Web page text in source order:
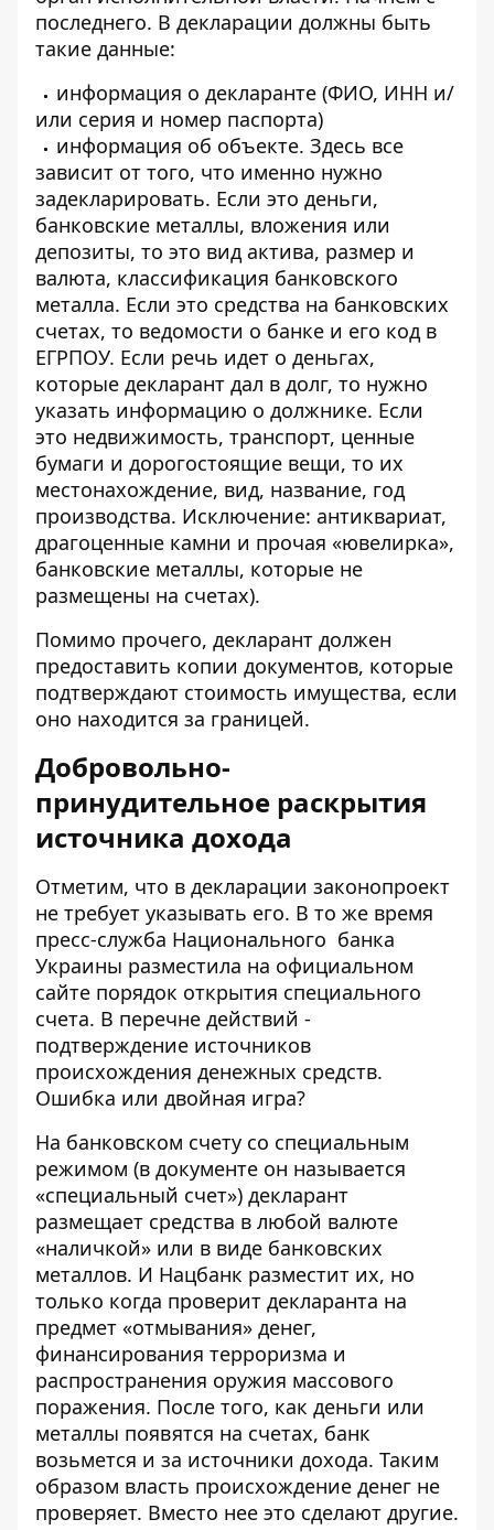
последнего. В декларации должны быть
такие данные:
информация о декларанте (ФИО, ИНН и/
или серия и номер паспорта)
информация об объекте. Здесь все
зависит от того, что именно нужно
задекларировать. Если это деньги,
банковские металлы, вложения или
депозиты, то это вид актива, размер и
валюта, классификация банковского
металла. Если это средства на банковских
счетах, то ведомости о банке и его код в
ЕГРПОУ. Если речь идет о деньгах,
которые декларант дал в долг, то нужно
указать информацию о должнике. Если
это недвижимость, транспорт, ценные
бумаги и дорогостоящие вещи, то их
местонахождение, вид, название, год
производства. Исключение: антиквариат,
драгоценные камни и прочая «ювелирка»,
банковские металлы, которые не
размещены на счетах).
Помимо прочего, декларант должен
предоставить копии документов, которые
подтверждают стоимость имущества, если
оно находится за границей.
Добровольно-
принудительное раскрытия
источника дохода
Отметим, что в декларации законопроект
не требует указывать его. В то же время
пресс-служба Национального банка
Украины разместила на официальном
сайте порядок открытия специального
счета. В перечне действий -
подтверждение источников
происхождения денежных средств.
Ошибка или двойная игра?
На банковском счету со специальным
режимом (в документе он называется
«специальный счет») декларант
размещает средства в любой валюте
«наличкой» или в виде банковских
металлов. И Нацбанк разместит их, но
только когда проверит декларанта на
предмет «отмывания» денег,
финансирования терроризма и
распространения оружия массового
поражения. После того, как деньги или
металлы появятся на счетах, банк
возьмется и за источники дохода. Таким
образом власть происхождение денег не
проверяет. Вместо нее это сделают другие.